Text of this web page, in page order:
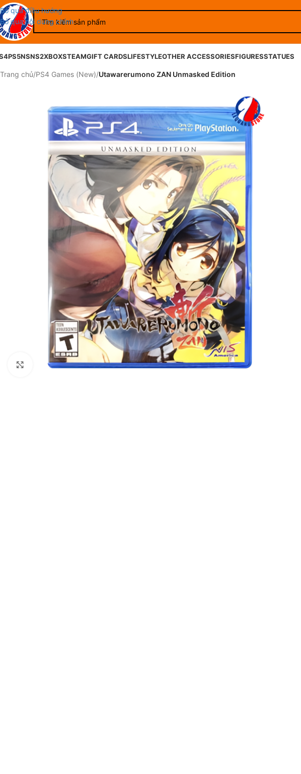
Bỏ qua điều hướng
Bỏ qua nội dung chính
PS5NSNS2XBOXSTEAMGIFT CARDSLIFESTYLEOTHER ACCESSORIESFIGURESSTATUES
Trang chủ/PS4 Games (New)/Utawarerumono ZAN Unmasked Edition
Nhấp để phóng to